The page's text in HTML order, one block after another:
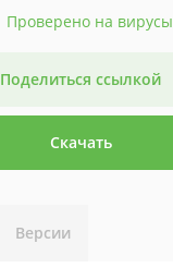
Проверено на вирусы
Поделиться ссылкой
Скачать
Версии